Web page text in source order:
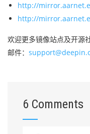
http://
http://
欢迎更多镜像站点及开源
邮件：
6 Comments